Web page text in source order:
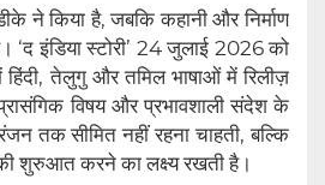
ने किया है, जबकि कहानी और निर्माण
‘द इंडिया स्टोरी’ 24 जुलाई 2026 को
हिंदी, तेलुगु और तमिल भाषाओं में रिलीज़
विषय और प्रभावशाली संदेश के
तक सीमित नहीं रहना चाहती, बल्कि
की शुरुआत करने का लक्ष्य रखती है।